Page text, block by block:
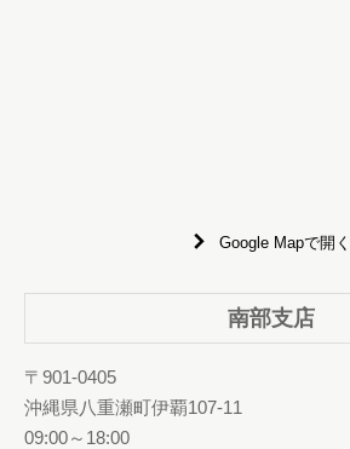
Google Mapで開く
南部支店
〒901-0405
沖縄県八重瀬町伊覇107-11
09:00～18:00